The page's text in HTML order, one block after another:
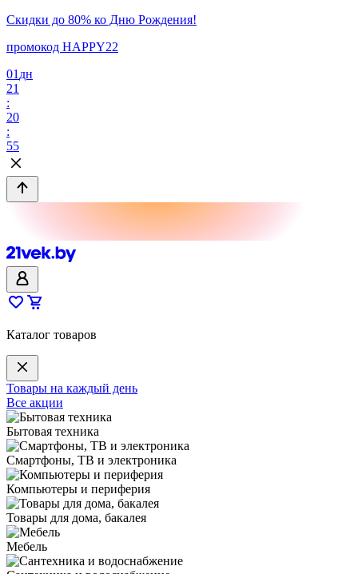
Скидки до 80% ко Дню Рождения!
промокод HAPPY22
01 дн
21
:
20
:
55
Каталог товаров
Товары на каждый день
Все акции
Бытовая техника
Смартфоны, ТВ и электроника
Компьютеры и периферия
Товары для дома, бакалея
Мебель